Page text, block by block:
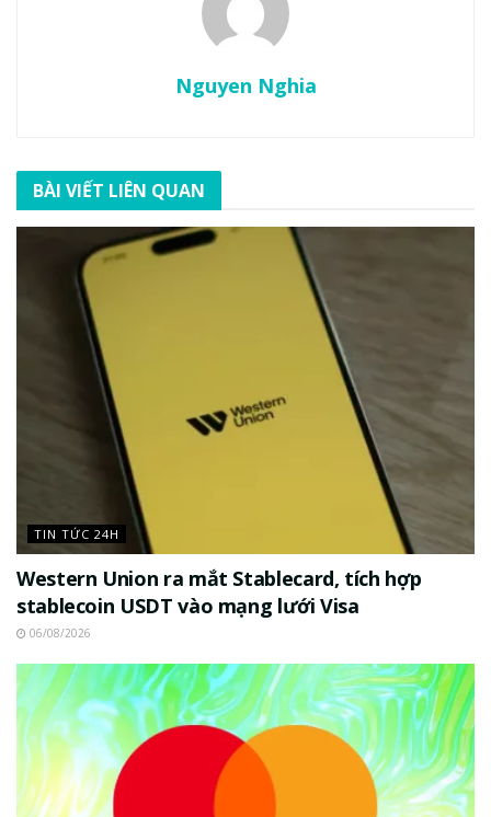
Nguyen Nghia
BÀI VIẾT LIÊN QUAN
TIN TỨC 24H
Western Union ra mắt Stablecard, tích hợp
stablecoin USDT vào mạng lưới Visa
06/08/2026